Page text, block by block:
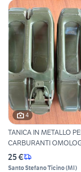
4
TANICA IN METALLO
CARBURANTI
25 €
Santo Stefano Ticino(MI)